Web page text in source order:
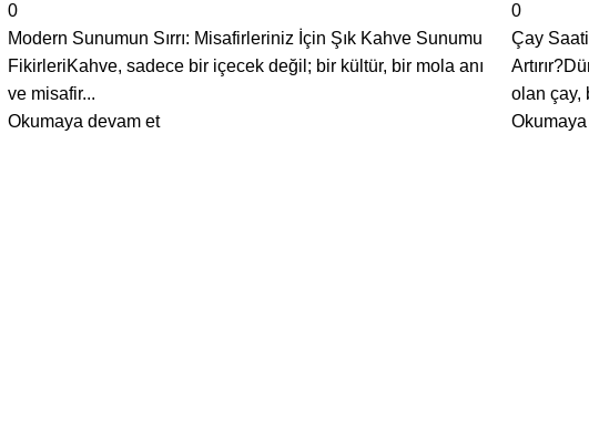
0
Modern Sunumun Sırrı: Misafirleriniz İçin Şık Kahve Sunumu
FikirleriKahve, sadece bir içecek değil; bir kültür, bir mola anı
ve misafir...
Okumaya devam et
0
Çay
olan çay,